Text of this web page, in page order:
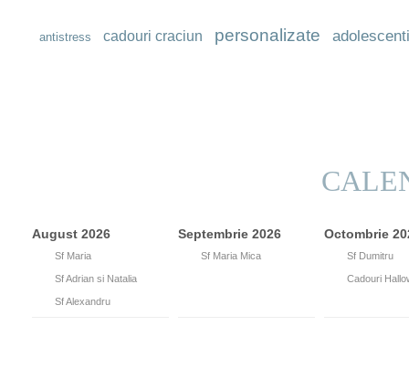
antistress cadouri craciun personalizate adolescenti
August 2026
Sf Maria
Sf Adrian si Natalia
Sf Alexandru
Septembrie 2026
Sf Maria Mica
Octombrie
Sf Dumitru
Cadouri